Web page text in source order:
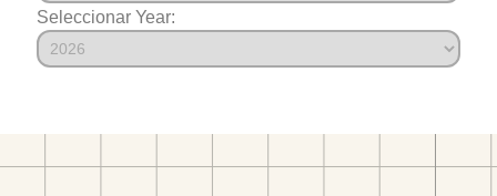
Seleccionar Year: